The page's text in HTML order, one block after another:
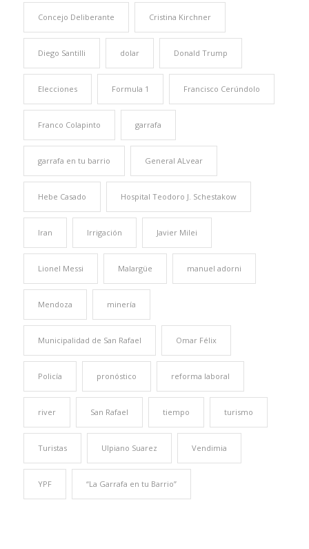
Concejo Deliberante Cristina Kirchner
Diego Santilli dolar Donald Trump
Elecciones Formula 1 Francisco Cerúndolo
Franco Colapinto garrafa
garrafa en tu barrio General ALvear
Hebe Casado Hospital Teodoro J. Schestakow
Iran Irrigación Javier Milei
Lionel Messi Malargüe manuel adorni
Mendoza minería
Municipalidad de San Rafael Omar Félix
Policía pronóstico reforma laboral
river San Rafael tiempo turismo
Turistas Ulpiano Suarez Vendimia
YPF “La Garrafa en tu Barrio”